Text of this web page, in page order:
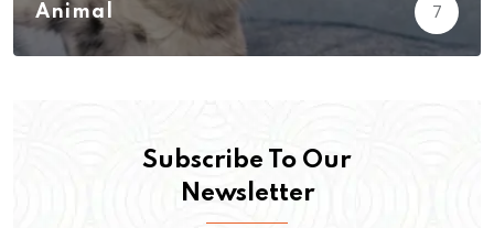
Animal 7
Subscribe To Our
Newsletter